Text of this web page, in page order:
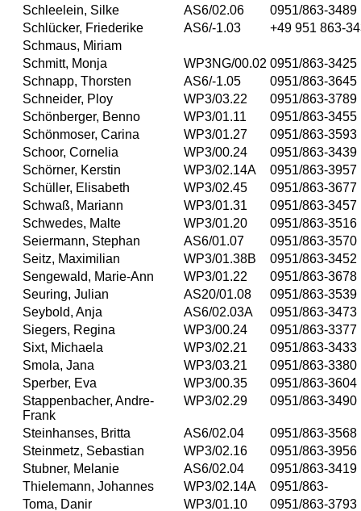
Schleelein, Silke
AS6/02.06
0951/863-3489
Schlücker, Friederike
AS6/-1.03
+49 951 863-
Schmaus, Miriam
Schmitt, Monja
WP3NG/00.02 0951/863-3425
Schnapp, Thorsten
AS6/-1.05
0951/863-3645
Schneider, Ploy
WP3/03.22
0951/863-3789
Schönberger, Benno
WP3/01.11
0951/863-3455
Schönmoser, Carina
WP3/01.27
0951/863-3593
Schoor, Cornelia
WP3/00.24
0951/863-3439
Schörner, Kerstin
WP3/02.14A
0951/863-3957
Schüller, Elisabeth
WP3/02.45
0951/863-3677
Schwaß, Mariann
WP3/01.31
0951/863-3457
Schwedes, Malte
WP3/01.20
0951/863-3516
Seiermann, Stephan
AS6/01.07
0951/863-3570
Seitz, Maximilian
WP3/01.38B
0951/863-3452
Sengewald, Marie-Ann
WP3/01.22
0951/863-3678
Seuring, Julian
AS20/01.08
0951/863-3539
Seybold, Anja
AS6/02.03A
0951/863-3473
Siegers, Regina
WP3/00.24
0951/863-3377
Sixt, Michaela
WP3/02.21
0951/863-3433
Smola, Jana
WP3/03.21
0951/863-3380
Sperber, Eva
WP3/00.35
0951/863-3604
Stappenbacher, Andre-
Frank
WP3/02.29 0951/863-3490
Steinhanses, Britta AS6/02.04
0951/863-3568
Steinmetz, Sebastian
WP3/02.16
0951/863-3956
Stubner, Melanie
AS6/02.04
0951/863-3419
Thielemann, Johannes
WP3/02.14A
0951/863-
Toma, Danir
WP3/01.10
0951/863-3793